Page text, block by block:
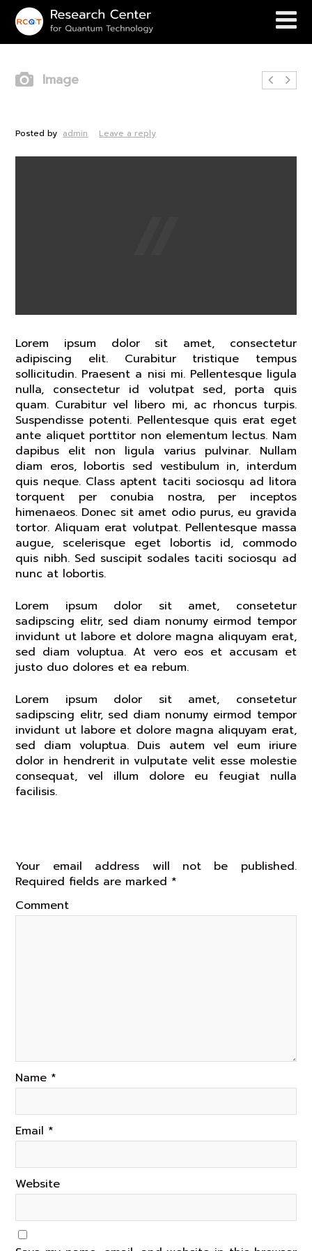
Image
Posted by admin Leave a reply
Lorem ipsum dolor sit amet, consectetur
adipiscing elit. Curabitur tristique tempus
sollicitudin. Praesent a nisi mi. Pellentesque ligula
nulla, consectetur id volutpat sed, porta quis
quam. Curabitur vel libero mi, ac rhoncus turpis.
Suspendisse potenti. Pellentesque quis erat eget
ante aliquet porttitor non elementum lectus. Nam
dapibus elit non ligula varius pulvinar. Nullam
diam eros, lobortis sed vestibulum in, interdum
quis neque. Class aptent taciti sociosqu ad litora
torquent per conubia nostra, per inceptos
himenaeos. Donec sit amet odio purus, eu gravida
tortor. Aliquam erat volutpat. Pellentesque massa
augue, scelerisque eget lobortis id, commodo
quis nibh. Sed suscipit sodales taciti sociosqu ad
nunc at lobortis.
Lorem ipsum dolor sit amet, consetetur
sadipscing elitr, sed diam nonumy eirmod tempor
invidunt ut labore et dolore magna aliquyam erat,
sed diam voluptua. At vero eos et accusam et
justo duo dolores et ea rebum.
Lorem ipsum dolor sit amet, consetetur
sadipscing elitr, sed diam nonumy eirmod tempor
invidunt ut labore et dolore magna aliquyam erat,
sed diam voluptua. Duis autem vel eum iriure
dolor in hendrerit in vulputate velit esse molestie
consequat, vel illum dolore eu feugiat nulla
facilisis.
Your email address will not be published.
Required fields are marked *
Comment
Name *
Email *
Website